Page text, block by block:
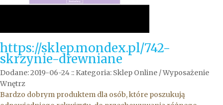
https://sklep.mondex.pl/742-
skrzynie-drewniane
Dodane: 2019-06-24 :: Kategoria: Sklep Online / Wyposażenie
Wnętrz
Bardzo dobrym produktem dla osób, które poszukują